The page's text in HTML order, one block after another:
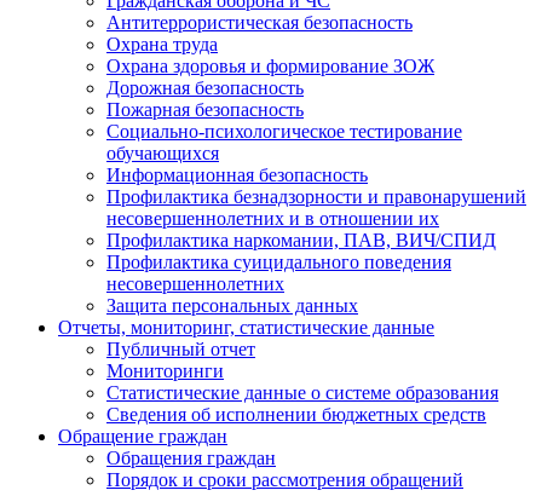
Антитеррористическая безопасность
Охрана труда
Охрана здоровья и формирование ЗОЖ
Дорожная безопасность
Пожарная безопасность
Социально-психологическое тестирование
обучающихся
Информационная безопасность
Профилактика безнадзорности и правонарушений
несовершеннолетних и в отношении их
Профилактика наркомании, ПАВ, ВИЧ/СПИД
Профилактика суицидального поведения
несовершеннолетних
Защита персональных данных
Отчеты, мониторинг, статистические данные
Публичный отчет
Мониторинги
Статистические данные о системе образования
Сведения об исполнении бюджетных средств
Обращение граждан
Обращения граждан
Порядок и сроки рассмотрения обращений